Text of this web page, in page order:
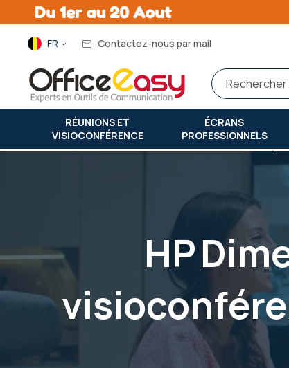
Langue
FR Contactez-nous par mail
RÉUNIONS ET
VISIOCONFÉRENCE
ÉCRANS
PROFESSIONNELS
Accueil hp dimension avec google beam : la
HP